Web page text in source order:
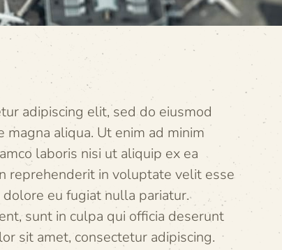
adipiscing elit, sed do eiusmod
aliqua. Ut enim ad minim
laboris nisi ut aliquip ex ea
reprehenderit in voluptate velit esse
eu fugiat nulla pariatur.
sunt in culpa qui officia deserunt
sit amet, consectetur adipiscing.